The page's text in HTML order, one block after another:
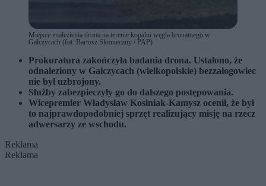
Miejsce znalezienia drona na terenie kopalni węgla brunatnego w
Galczycach (fot. Bartosz Skonieczny / PAP)
Prokuratura zakończyła badania drona. Ustalono, że
odnaleziony w Galczycach (wielkopolskie) bezzałogowiec
nie był uzbrojony.
Służby zabezpieczyły go do dalszego postępowania.
Wicepremier Władysław Kosiniak-Kamysz ocenił, że był
to najprawdopodobniej sprzęt realizujący misję na rzecz
adwersarzy ze wschodu.
Reklama
Reklama